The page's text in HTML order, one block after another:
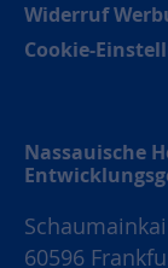
Widerruf
Cookie-
Nassauische
60596